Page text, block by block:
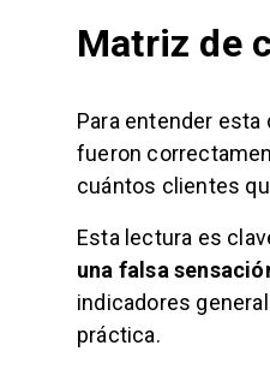
Matriz de
Para entender
fueron
cuántos clientes
Esta lectura es
una falsa
indicadores
práctica.